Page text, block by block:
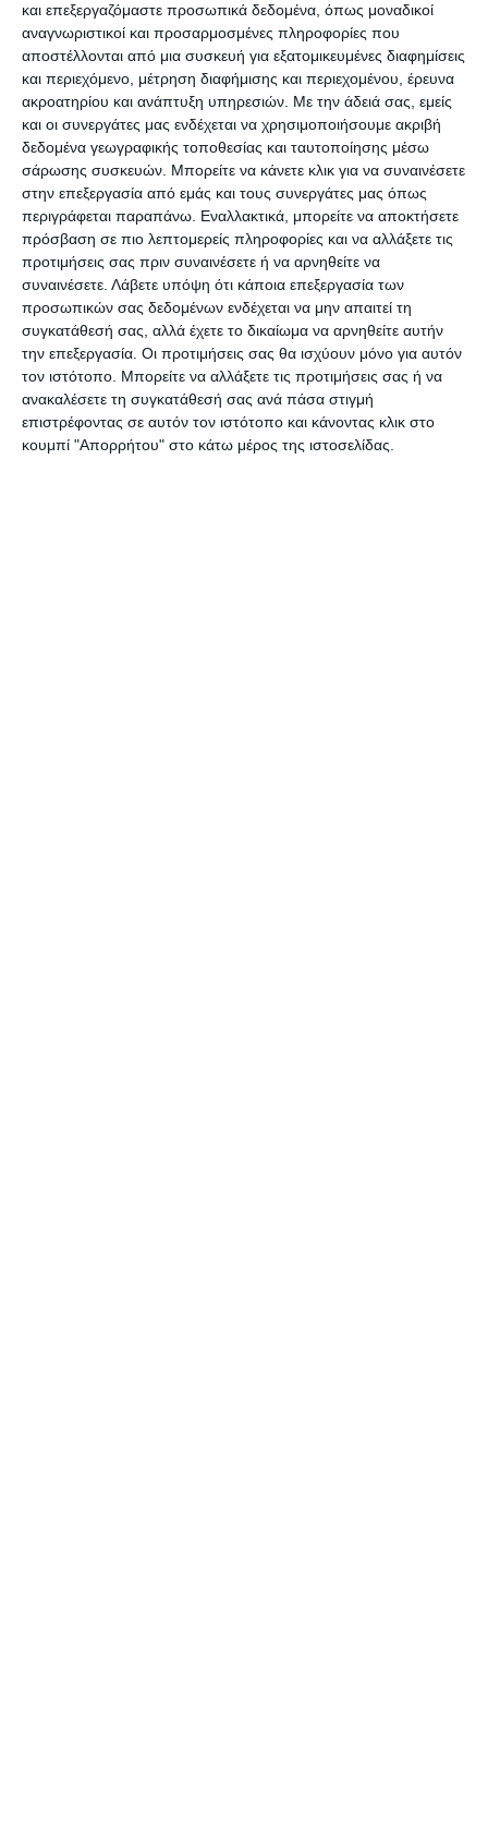
και επεξεργαζόμαστε προσωπικά δεδομένα, όπως μοναδικοί
αναγνωριστικοί και προσαρμοσμένες πληροφορίες που
αποστέλλονται από μια συσκευή για εξατομικευμένες διαφημίσεις
και περιεχόμενο, μέτρηση διαφήμισης και περιεχομένου, έρευνα
ακροατηρίου και ανάπτυξη υπηρεσιών. Με την άδειά σας, εμείς
και οι συνεργάτες μας ενδέχεται να χρησιμοποιήσουμε ακριβή
δεδομένα γεωγραφικής τοποθεσίας και ταυτοποίησης μέσω
σάρωσης συσκευών. Μπορείτε να κάνετε κλικ για να συναινέσετε
στην επεξεργασία από εμάς και τους συνεργάτες μας όπως
περιγράφεται παραπάνω. Εναλλακτικά, μπορείτε να αποκτήσετε
πρόσβαση σε πιο λεπτομερείς πληροφορίες και να αλλάξετε τις
προτιμήσεις σας πριν συναινέσετε ή να αρνηθείτε να
συναινέσετε. Λάβετε υπόψη ότι κάποια επεξεργασία των
προσωπικών σας δεδομένων ενδέχεται να μην απαιτεί τη
συγκατάθεσή σας, αλλά έχετε το δικαίωμα να αρνηθείτε αυτήν
την επεξεργασία. Οι προτιμήσεις σας θα ισχύουν μόνο για αυτόν
τον ιστότοπο. Μπορείτε να αλλάξετε τις προτιμήσεις σας ή να
ανακαλέσετε τη συγκατάθεσή σας ανά πάσα στιγμή
επιστρέφοντας σε αυτόν τον ιστότοπο και κάνοντας κλικ στο
κουμπί "Απορρήτου" στο κάτω μέρος της ιστοσελίδας.
δημιουργικό συλλογικό έργοπουέχει
πραγματοποιηθεί υπέρ των πολιτών, όπως και
αυτό πουσχεδιάζεται για το μέλλον,
αντιμετωπίζοντας τις ιδιαίτερες δυσκολίες με
επιμονή και συνένωση δυνάμεων.
Απ’ ότι φαίνεται οκ. Κουρήςδεν αντιλαμβάνεταιτα
στοιχειώδη χαρακτηριστικάτηςκοινωνικής
αξιοπρέπειαςκαι τηςπολιτικής συμπεριφοράς
έναδημόσιο λειτουργό.
Αφήστε ένα σχόλιο